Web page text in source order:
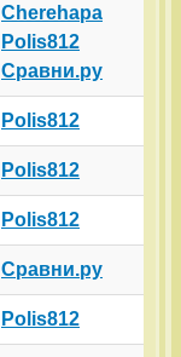
Cherehapa
Polis812
Сравни.ру
Polis812
Polis812
Polis812
Сравни.ру
Polis812